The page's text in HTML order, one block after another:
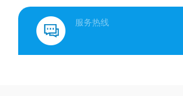
服务热线